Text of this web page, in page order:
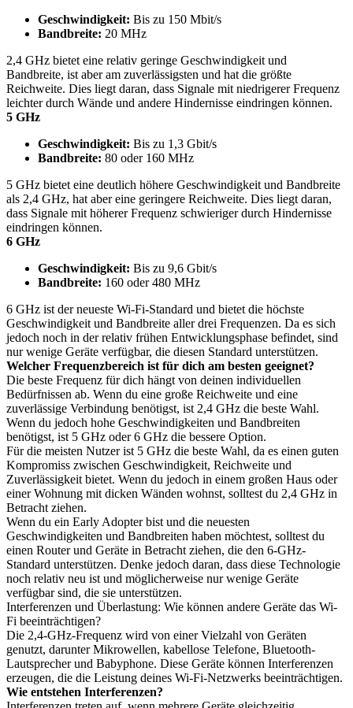
Geschwindigkeit: Bis zu 150 Mbit/s
Bandbreite: 20 MHz
2,4 GHz bietet eine relativ geringe Geschwindigkeit und
Bandbreite, ist aber am zuverlässigsten und hat die größte
Reichweite. Dies liegt daran, dass Signale mit niedrigerer Frequenz
leichter durch Wände und andere Hindernisse eindringen können.
5 GHz
Geschwindigkeit: Bis zu 1,3 Gbit/s
Bandbreite: 80 oder 160 MHz
5 GHz bietet eine deutlich höhere Geschwindigkeit und Bandbreite
als 2,4 GHz, hat aber eine geringere Reichweite. Dies liegt daran,
dass Signale mit höherer Frequenz schwieriger durch Hindernisse
eindringen können.
6 GHz
Geschwindigkeit: Bis zu 9,6 Gbit/s
Bandbreite: 160 oder 480 MHz
6 GHz ist der neueste Wi-Fi-Standard und bietet die höchste
Geschwindigkeit und Bandbreite aller drei Frequenzen. Da es sich
jedoch noch in der relativ frühen Entwicklungsphase befindet, sind
nur wenige Geräte verfügbar, die diesen Standard unterstützen.
Welcher Frequenzbereich ist für dich am besten geeignet?
Die beste Frequenz für dich hängt von deinen individuellen
Bedürfnissen ab. Wenn du eine große Reichweite und eine
zuverlässige Verbindung benötigst, ist 2,4 GHz die beste Wahl.
Wenn du jedoch hohe Geschwindigkeiten und Bandbreiten
benötigst, ist 5 GHz oder 6 GHz die bessere Option.
Für die meisten Nutzer ist 5 GHz die beste Wahl, da es einen guten
Kompromiss zwischen Geschwindigkeit, Reichweite und
Zuverlässigkeit bietet. Wenn du jedoch in einem großen Haus oder
einer Wohnung mit dicken Wänden wohnst, solltest du 2,4 GHz in
Betracht ziehen.
Wenn du ein Early Adopter bist und die neuesten
Geschwindigkeiten und Bandbreiten haben möchtest, solltest du
einen Router und Geräte in Betracht ziehen, die den 6-GHz-
Standard unterstützen. Denke jedoch daran, dass diese Technologie
noch relativ neu ist und möglicherweise nur wenige Geräte
verfügbar sind, die sie unterstützen.
Interferenzen und Überlastung: Wie können andere Geräte das Wi-
Fi beeinträchtigen?
Die 2,4-GHz-Frequenz wird von einer Vielzahl von Geräten
genutzt, darunter Mikrowellen, kabellose Telefone, Bluetooth-
Lautsprecher und Babyphone. Diese Geräte können Interferenzen
erzeugen, die die Leistung deines Wi-Fi-Netzwerks beeinträchtigen.
Wie entstehen Interferenzen?